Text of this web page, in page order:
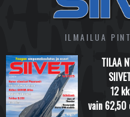
ILMAILUA
TILAA
12 kk
vain 62,50